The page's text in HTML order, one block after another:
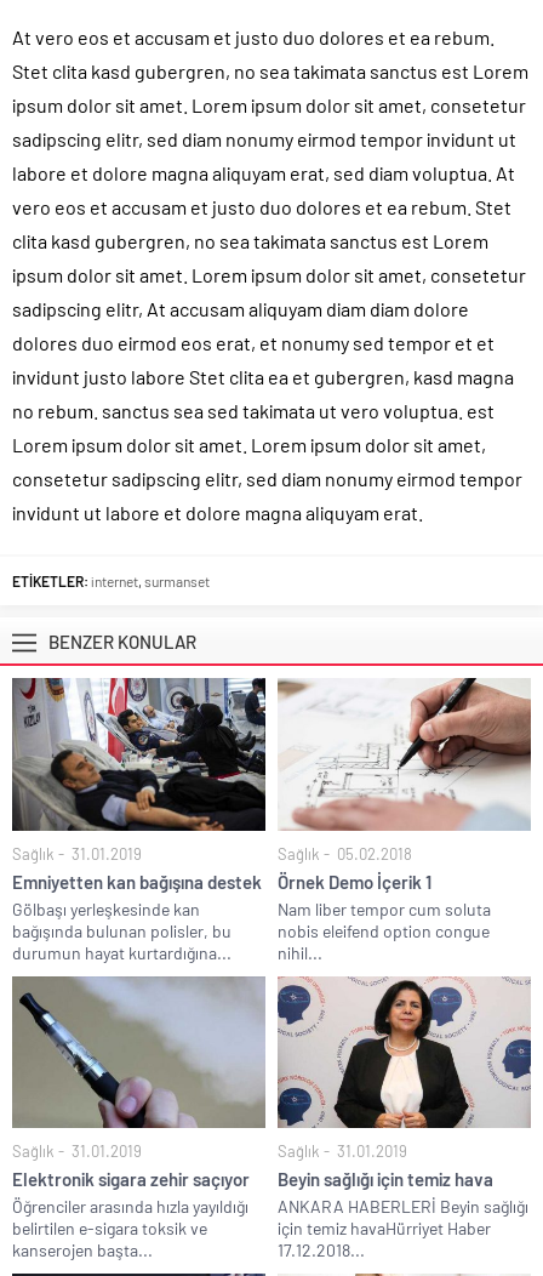
At vero eos et accusam et justo duo dolores et ea rebum.
Stet clita kasd gubergren, no sea takimata sanctus est Lorem
ipsum dolor sit amet. Lorem ipsum dolor sit amet, consetetur
sadipscing elitr, sed diam nonumy eirmod tempor invidunt ut
labore et dolore magna aliquyam erat, sed diam voluptua. At
vero eos et accusam et justo duo dolores et ea rebum. Stet
clita kasd gubergren, no sea takimata sanctus est Lorem
ipsum dolor sit amet. Lorem ipsum dolor sit amet, consetetur
sadipscing elitr, At accusam aliquyam diam diam dolore
dolores duo eirmod eos erat, et nonumy sed tempor et et
invidunt justo labore Stet clita ea et gubergren, kasd magna
no rebum. sanctus sea sed takimata ut vero voluptua. est
Lorem ipsum dolor sit amet. Lorem ipsum dolor sit amet,
consetetur sadipscing elitr, sed diam nonumy eirmod tempor
invidunt ut labore et dolore magna aliquyam erat.
ETİKETLER: internet, surmanset
BENZER KONULAR
Sağlık 31.01.2019
Emniyetten kan bağışına destek
Gölbaşı yerleşkesinde kan
bağışında bulunan polisler, bu
durumun hayat kurtardığına...
Sağlık 05.02.2018
Örnek Demo İçerik 1
Nam liber tempor cum soluta
nobis eleifend option congue
nihil...
Sağlık 31.01.2019
Elektronik sigara zehir saçıyor
Öğrenciler arasında hızla yayıldığı
belirtilen e-sigara toksik ve
kanserojen başta...
Sağlık 31.01.2019
Beyin sağlığı için temiz hava
ANKARA HABERLERİ Beyin sağlığı
için temiz havaHürriyet Haber
17.12.2018...